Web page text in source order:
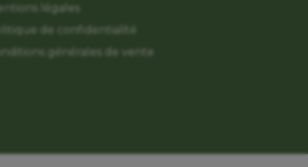
légales
de confidentialité
générales de vente